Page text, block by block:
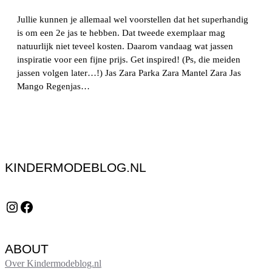
Jullie kunnen je allemaal wel voorstellen dat het superhandig
is om een 2e jas te hebben. Dat tweede exemplaar mag
natuurlijk niet teveel kosten. Daarom vandaag wat jassen
inspiratie voor een fijne prijs. Get inspired! (Ps, die meiden
jassen volgen later…!) Jas Zara Parka Zara Mantel Zara Jas
Mango Regenjas…
KINDERMODEBLOG.NL
Instagram Facebook
ABOUT
Over Kindermodeblog.nl